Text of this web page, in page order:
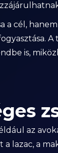
a cél,
is,
az
lazac, a